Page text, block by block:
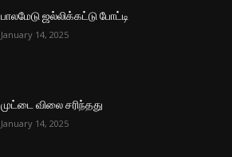
பாலமேடு ஜல்லிக்கட்டு போட்டி
January 14, 2025
முட்டை விலை சரிந்தது
January 14, 2025